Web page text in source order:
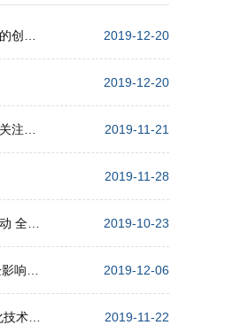
2019-12-20
2019-12-20
2019-11-21
2019-11-28
2019-10-23
2019-12-06
2019-11-22